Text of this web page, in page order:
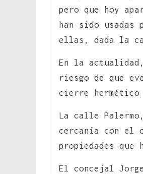
pero que hoy
han sido usadas
ellas, dada la
En la
riesgo de que
cierre
La calle
cercanía con el
propiedades que
El concejal